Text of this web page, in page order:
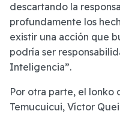
descartando la
profundamente los
existir una acción que
podría ser
Inteligencia”.
Por otra parte, el lonko
Temucuicui, Víctor